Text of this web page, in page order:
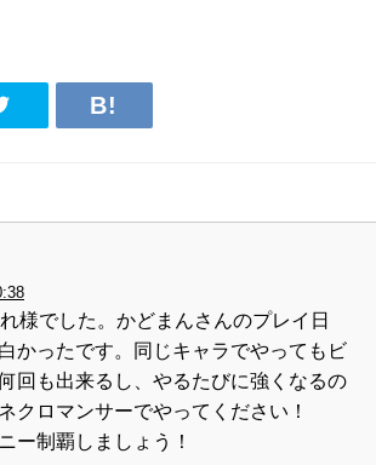
様でした。かどまんさんのプレイ日
かったです。同じキャラでやってもビ
回も出来るし、やるたびに強くなるの
クロマンサーでやってください！
ー制覇しましょう！